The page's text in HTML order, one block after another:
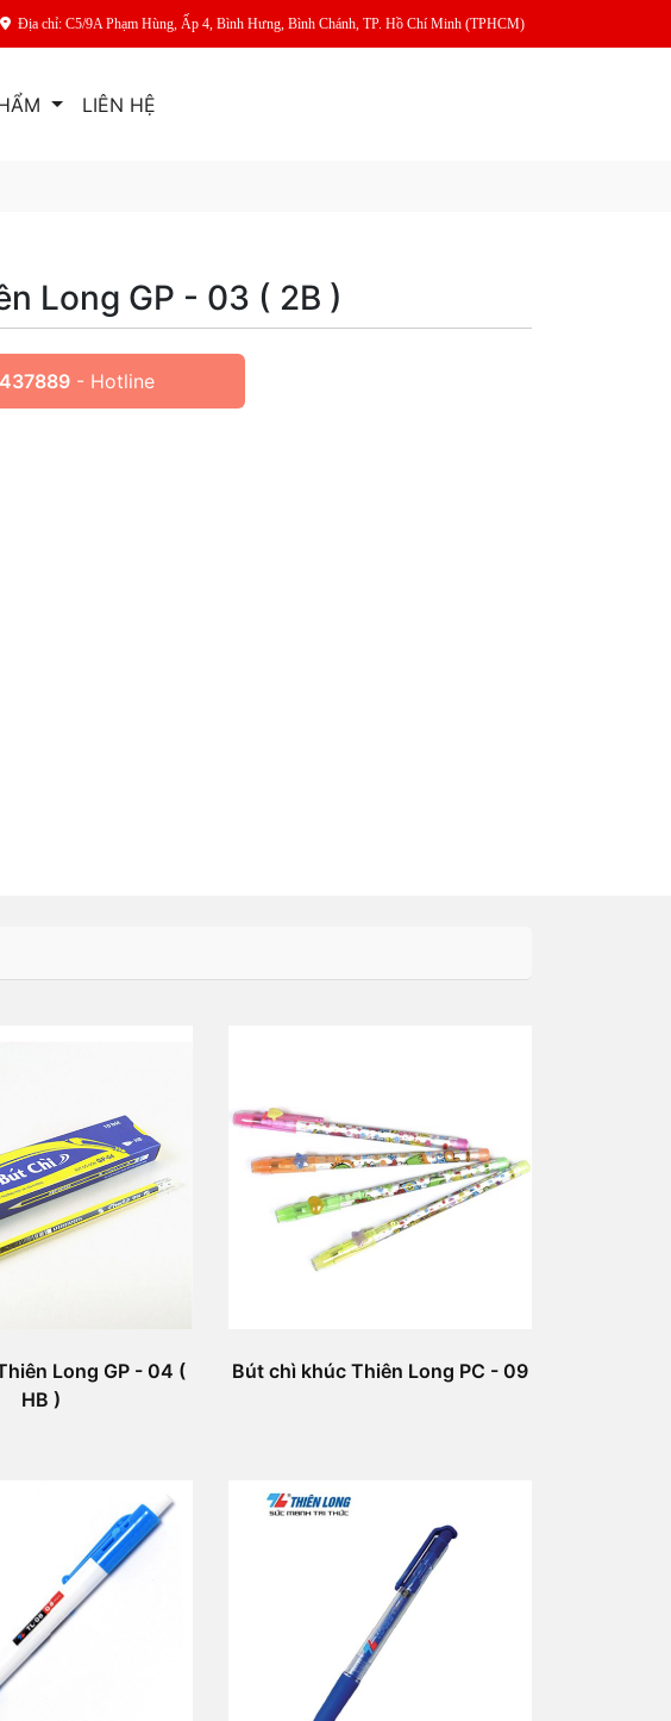
Địa chỉ: C5/9A Phạm Hùng, Ấp 4, Bình Hưng, Bình Chánh, TP. Hồ Chí Minh (TPHCM)
LIÊN HỆ
Long GP - 03 ( 2B )
- Hotline
Long GP - 04 (
HB )
Bút chì khúc Thiên Long PC - 09